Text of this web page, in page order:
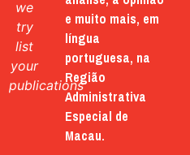
we
try
list
your
publications
e muito mais, em
língua
portuguesa, na
Região
Administrativa
Especial de
Macau.